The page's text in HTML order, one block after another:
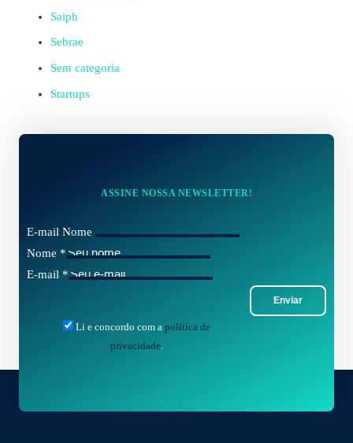
Saiph
Sebrae
Sem categoria
Startups
ASSINE NOSSA NEWSLETTER!
E-mail Nome
Nome *
E-mail *
Enviar
Li e concordo com a política de
privacidade.